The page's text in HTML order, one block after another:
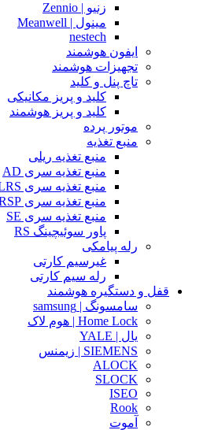
زنیو | Zennio
مینول | Meanwell
nestech
ایفون هوشمند
تجهیزات هوشمند
تاچ پنل و کلید
کلید و پریز مکانیکی
کلید و پریز هوشمند
موتور پرده
منبع تغذیه
منبع تغذیه ریلی
منبع تغذیه سری AD
منبع تغذیه سری LRS
منبع تغذیه سری RSP
منبع تغذیه سری SE
پاور سوئیچینگ RS
رله پیامکی
غیرسیم کارتی
رله سیم کارتی
قفل و دستگیره هوشمند
سامسونگ | samsung
Home Lock | هوم لاک
یال | YALE
SIEMENS | زیمنس
ALOCK
SLOCK
ISEO
Rook
آموت